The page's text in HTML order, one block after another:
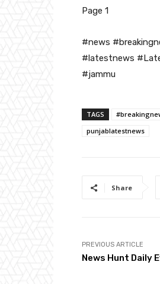
Page 1
#news
#latestnews
#jammu
TAGS
punjablatestnews
Share
PREVIOUS ARTICLE
News Hunt Daily